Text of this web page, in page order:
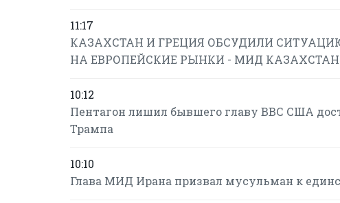
11:17
КАЗАХСТАН И ГРЕЦИЯ ОБСУДИЛИ
НА ЕВРОПЕЙСКИЕ РЫНКИ - МИД
10:12
Пентагон лишил бывшего главу ВВС США
Трампа
10:10
Глава МИД Ирана призвал мусульман к